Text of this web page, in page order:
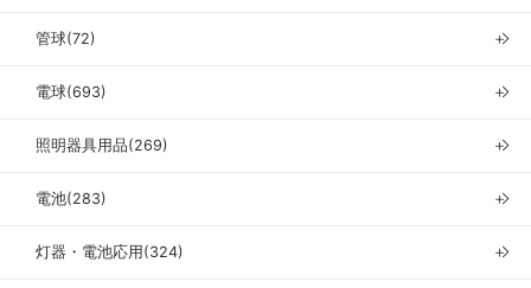
管球(72) ＋
電球(693) ＋
照明器具用品(269) ＋
電池(283) ＋
灯器・電池応用(324) ＋